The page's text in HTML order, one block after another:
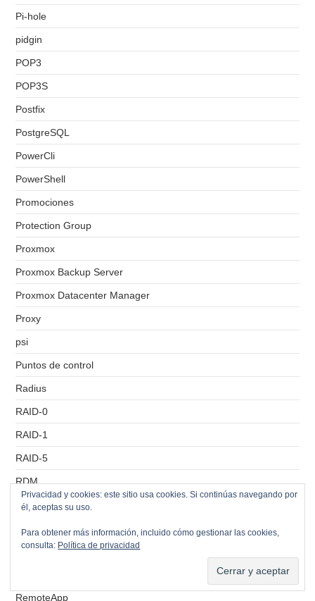
Pi-hole
pidgin
POP3
POP3S
Postfix
PostgreSQL
PowerCli
PowerShell
Promociones
Protection Group
Proxmox
Proxmox Backup Server
Proxmox Datacenter Manager
Proxy
psi
Puntos de control
Radius
RAID-0
RAID-1
RAID-5
RDM
RDP
RDS
Recursos Compartidos
RemoteApp
Privacidad y cookies: este sitio usa cookies. Si continúas navegando por
él, aceptas su uso.
Para obtener más información, incluido cómo gestionar las cookies,
consulta: Política de privacidad